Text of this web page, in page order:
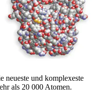
und komplexeste
als 20 000 Atomen.